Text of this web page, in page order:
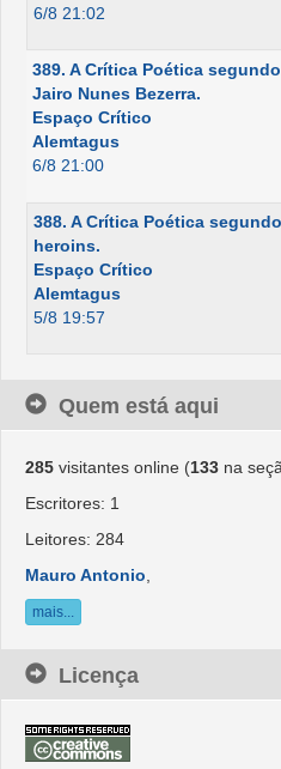
6/8 21:02
389. A Crítica Poética
Jairo Nunes Bezerra.
Espaço Crítico
Alemtagus
6/8 21:00
388. A Crítica Poética
heroins.
Espaço Crítico
Alemtagus
5/8 19:57
Quem está aqui
285 visitantes online (133 na
Escritores: 1
Leitores: 284
Mauro Antonio
mais...
Licença